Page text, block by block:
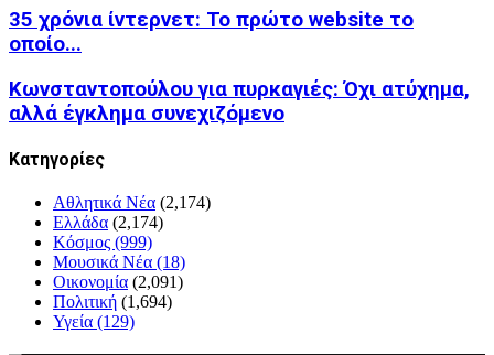
35 χρόνια ίντερνετ: Το πρώτο website το
οποίο...
Κωνσταντοπούλου για πυρκαγιές: Όχι ατύχημα,
αλλά έγκλημα συνεχιζόμενο
Kατηγορίες
Αθλητικά Νέα (2,174)
Ελλάδα (2,174)
Κόσμος (999)
Μουσικά Νέα (18)
Οικονομία (2,091)
Πολιτική (1,694)
Υγεία (129)